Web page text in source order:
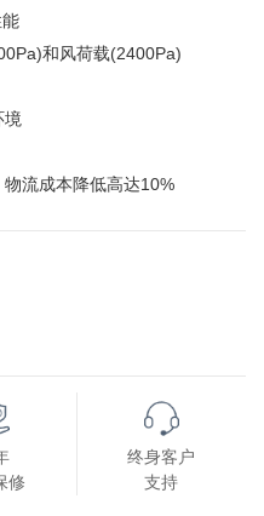
和风荷载(2400Pa)
境
流成本降低高达10%
修
终身客户
支持